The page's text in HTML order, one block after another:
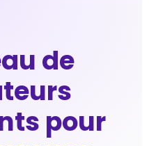
de
pour